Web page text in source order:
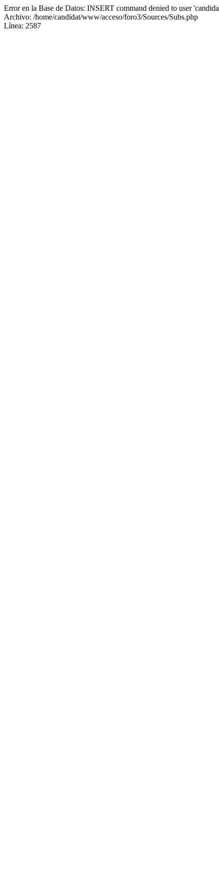
Error en la Base de Datos: INSERT command denied to user
Archivo: /home/candidat/www/acceso/foro3/Sources/Subs.php
Línea: 2587